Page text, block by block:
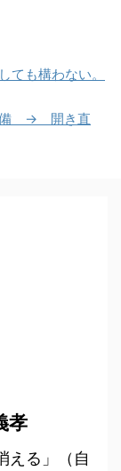
ても構わない。
備 → 開き直
孝
える」（自